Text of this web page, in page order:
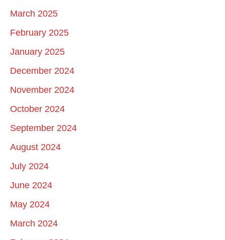
March 2025
February 2025
January 2025
December 2024
November 2024
October 2024
September 2024
August 2024
July 2024
June 2024
May 2024
March 2024